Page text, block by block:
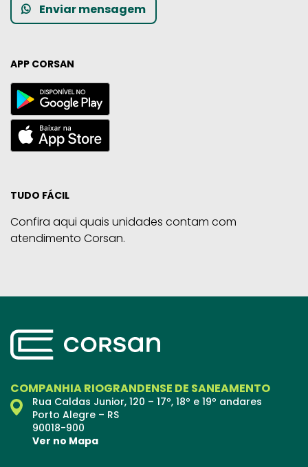
Enviar mensagem
APP CORSAN
TUDO FÁCIL
Confira aqui quais unidades contam com
atendimento Corsan.
COMPANHIA RIOGRANDENSE DE SANEAMENTO
Rua Caldas Junior, 120 – 17º, 18º e 19º andares
Porto Alegre – RS
90018-900
Ver no Mapa